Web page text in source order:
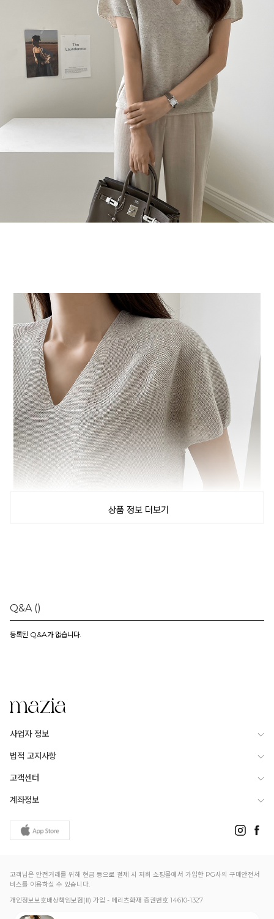
상품 정보 더보기
Q&A ()
등록된 Q&A가 없습니다.
사업자 정보
법적 고지사항
고객센터
계좌정보
고객님은 안전거래를 위해 현금 등으로 결제 시 저희 쇼핑몰에서 가입한 PG사의 구매안전서
비스를 이용하실 수 있습니다.
개인정보보호배상책임보험(Ⅱ) 가입 - 메리츠화재 증권번호 14610-1327